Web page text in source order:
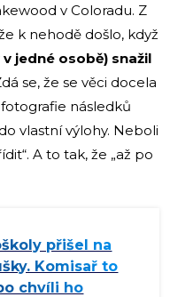
v Coloradu. Z
k nehodě došlo, když
jedné osobě) snažil
se, že se věci docela
následků
vlastní výlohy. Neboli
A to tak, že „až po
přišel na
Komisař to
chvíli ho